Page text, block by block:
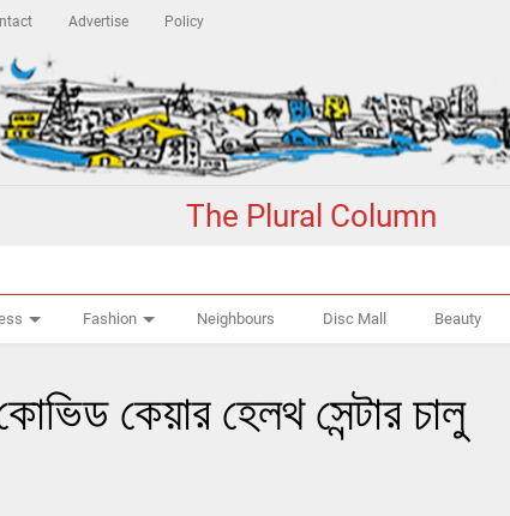
Advertise Policy
The Plural Column
Fashion Neighbours Disc Mall Beauty
কেয়ার হেলথ সেন্টার চালু